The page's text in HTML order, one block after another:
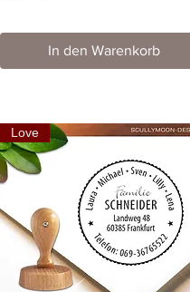
In den Warenkorb
Love